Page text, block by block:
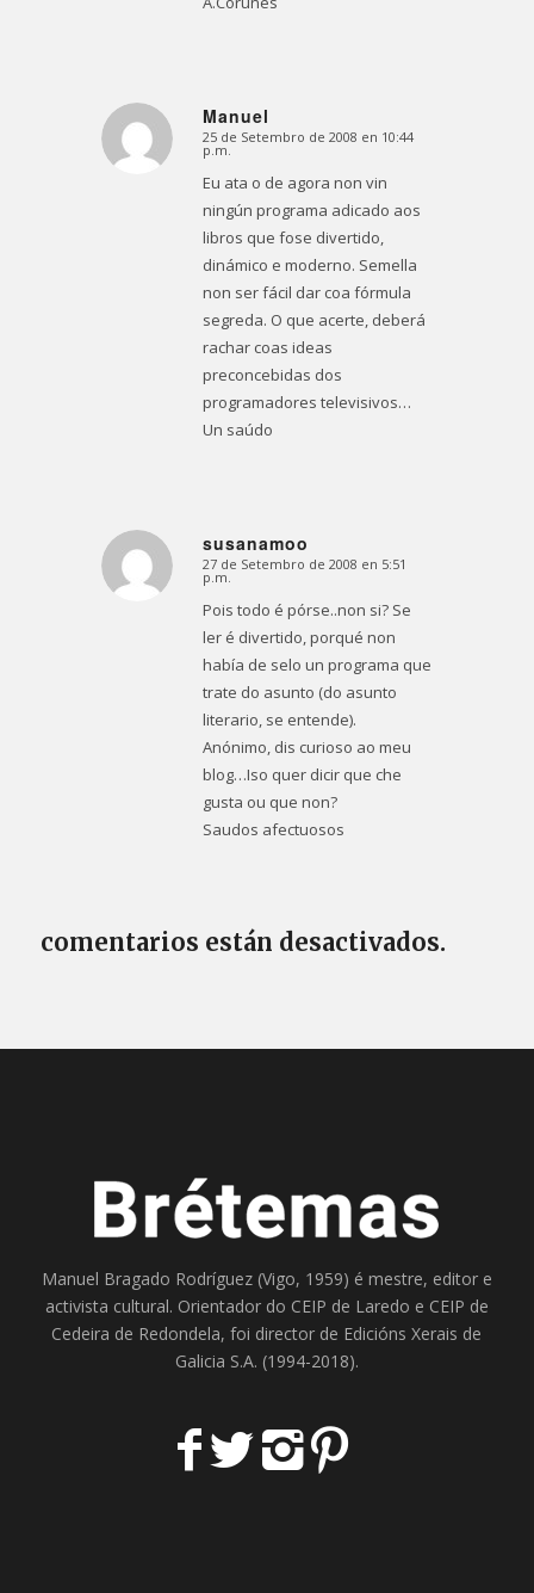
Manuel
Dice:
25 de Setembro de 2008 en 10:44
p.m.
Eu ata o de agora non vin
ningún programa adicado aos
libros que fose divertido,
dinámico e moderno. Semella
non ser fácil dar coa fórmula
segreda. O que acerte, deberá
rachar coas ideas
preconcebidas dos
programadores televisivos…
Un saúdo
susanamoo
Dice:
27 de Setembro de 2008 en 5:51
p.m.
Pois todo é pórse..non si? Se
ler é divertido, porqué non
había de selo un programa que
trate do asunto (do asunto
literario, se entende).
Anónimo, dis curioso ao meu
blog…Iso quer dicir que che
gusta ou que non?
Saudos afectuosos
comentarios están desactivados.
Manuel Bragado Rodríguez (Vigo, 1959) é mestre, editor e
activista cultural. Orientador do CEIP de Laredo e CEIP de
Cedeira de Redondela, foi director de Edicións Xerais de
Galicia S.A. (1994-2018).